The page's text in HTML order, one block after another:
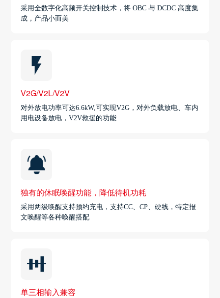
采用全数字化高频开关控制技术，将 OBC 与 DCDC 高度集
成，产品小而美
V2G/V2L/V2V
对外放电功率可达6.6kW,可实现V2G，对外负载放电、车内
用电设备放电，V2V救援的功能
独有的休眠唤醒功能，降低待机功耗
采用两级唤醒支持预约充电，支持CC、CP、硬线，特定报
文唤醒等各种唤醒搭配
单三相输入兼容